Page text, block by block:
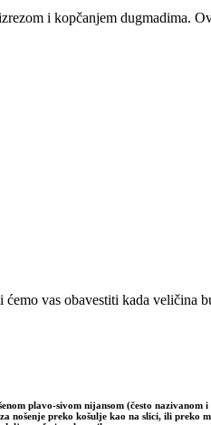
i kopčanjem dugmadima.
vas obavestiti kada veličina
plavo-sivom nijansom (često
nošenje preko košulje kao na slici, ili